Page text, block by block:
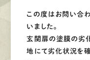
この度はお問い合
いました。
玄関扉の塗膜の劣
地にて劣化状況を